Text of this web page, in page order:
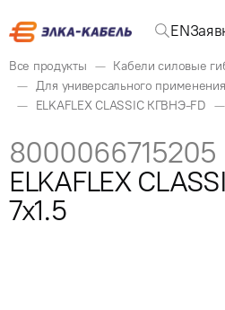
EN
Все продукты
Кабели силовые
Для универсального применения
ELKAFLEX CLASSIC КГВНЭ-FD
8000066715205
ELKAFLEX
7x1.5